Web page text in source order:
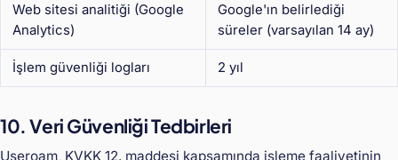
Web sitesi analitiği (Google
Analytics)
Google'ın belirlediği
süreler (varsayılan 14 ay)
İşlem güvenliği logları 2 yıl
10. Veri Güvenliği Tedbirleri
Useroam, KVKK 12. maddesi kapsamında işleme faaliyetinin